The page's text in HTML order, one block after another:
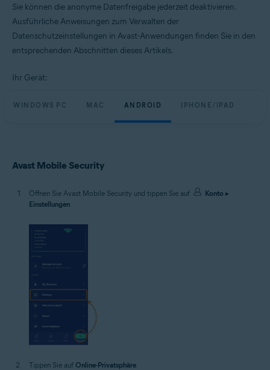
Sie können die anonyme Datenfreigabe jederzeit deaktivieren.
Ausführliche Anweisungen zum Verwalten der
Datenschutzeinstellungen in Avast-Anwendungen finden Sie in den
entsprechenden Abschnitten dieses Artikels.
Ihr Gerät:
WINDOWS PC MAC ANDROID IPHONE/IPAD
Avast Mobile Security
Öffnen Sie Avast Mobile Security und tippen Sie auf Konto ▸
Einstellungen.
Tippen Sie auf Online-Privatsphäre